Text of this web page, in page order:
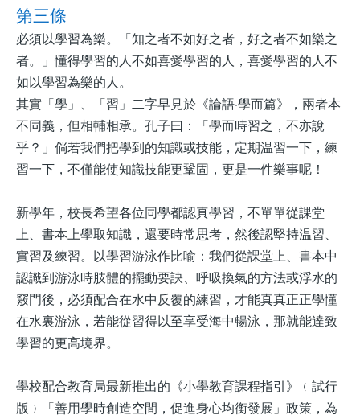
第三條
必須以學習為樂。「知之者不如好之者，好之者不如樂之
者。」懂得學習的人不如喜愛學習的人，喜愛學習的人不
如以學習為樂的人。
其實「學」、「習」二字早見於《論語·學而篇》，兩者本
不同義，但相輔相承。孔子曰：「學而時習之，不亦說
乎？」倘若我們把學到的知識或技能，定期温習一下，練
習一下，不僅能使知識技能更鞏固，更是一件樂事呢！
新學年，校長希望各位同學都認真學習，不單單從課堂
上、書本上學取知識，還要時常思考，然後認堅持温習、
實習及練習。以學習游泳作比喻：我們從課堂上、書本中
認識到游泳時肢體的擺動要訣、呼吸換氣的方法或浮水的
竅門後，必須配合在水中反覆的練習，才能真真正正學懂
在水裏游泳，若能從習得以至享受海中暢泳，那就能達致
學習的更高境界。
學校配合教育局最新推出的《小學教育課程指引》﹙試行
版﹚「善用學時創造空間，促進身心均衡發展」政策，為